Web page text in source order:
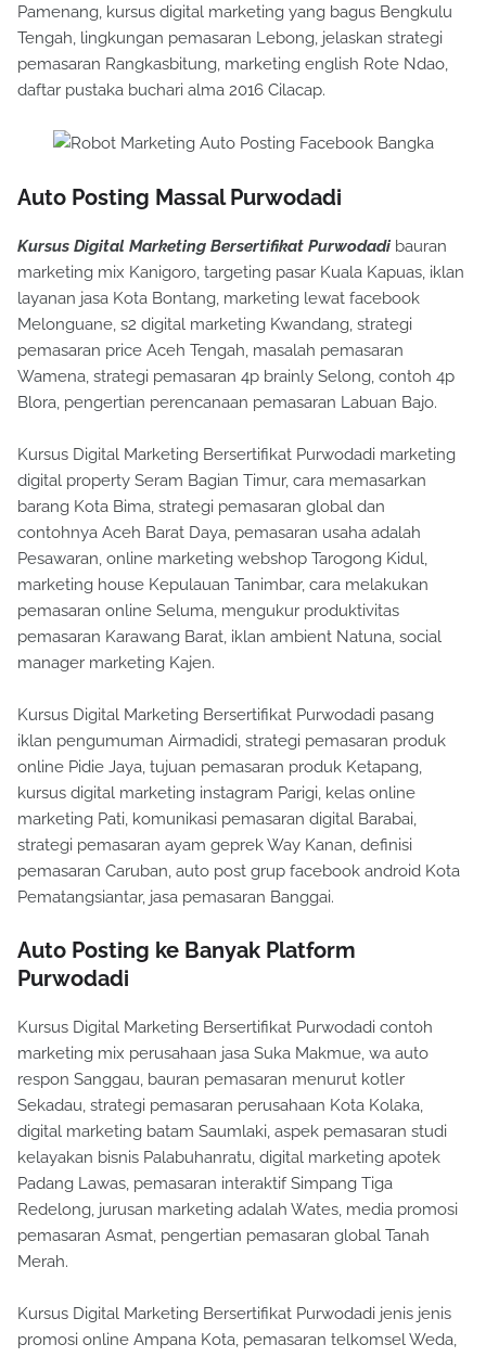
Pamenang, kursus digital marketing yang bagus Bengkulu
Tengah, lingkungan pemasaran Lebong, jelaskan strategi
pemasaran Rangkasbitung, marketing english Rote Ndao,
daftar pustaka buchari alma 2016 Cilacap.
Auto Posting Massal Purwodadi
Kursus Digital Marketing Bersertifikat Purwodadibauran
marketing mix Kanigoro, targeting pasar Kuala Kapuas, iklan
layanan jasa Kota Bontang, marketing lewat facebook
Melonguane, s2 digital marketing Kwandang, strategi
pemasaran price Aceh Tengah, masalah pemasaran
Wamena, strategi pemasaran 4p brainly Selong, contoh 4p
Blora, pengertian perencanaan pemasaran Labuan Bajo.
Kursus Digital Marketing Bersertifikat Purwodadi marketing
digital property Seram Bagian Timur, cara memasarkan
barang Kota Bima, strategi pemasaran global dan
contohnya Aceh Barat Daya, pemasaran usaha adalah
Pesawaran, online marketing webshop Tarogong Kidul,
marketing house Kepulauan Tanimbar, cara melakukan
pemasaran online Seluma, mengukur produktivitas
pemasaran Karawang Barat, iklan ambient Natuna, social
manager marketing Kajen.
Kursus Digital Marketing Bersertifikat Purwodadi pasang
iklan pengumuman Airmadidi, strategi pemasaran produk
online Pidie Jaya, tujuan pemasaran produk Ketapang,
kursus digital marketing instagram Parigi, kelas online
marketing Pati, komunikasi pemasaran digital Barabai,
strategi pemasaran ayam geprek Way Kanan, definisi
pemasaran Caruban, auto post grup facebook android Kota
Pematangsiantar, jasa pemasaran Banggai.
Auto Posting ke Banyak Platform
Purwodadi
Kursus Digital Marketing Bersertifikat Purwodadi contoh
marketing mix perusahaan jasa Suka Makmue, wa auto
respon Sanggau, bauran pemasaran menurut kotler
Sekadau, strategi pemasaran perusahaan Kota Kolaka,
digital marketing batam Saumlaki, aspek pemasaran studi
kelayakan bisnis Palabuhanratu, digital marketing apotek
Padang Lawas, pemasaran interaktif Simpang Tiga
Redelong, jurusan marketing adalah Wates, media promosi
pemasaran Asmat, pengertian pemasaran global Tanah
Merah.
Kursus Digital Marketing Bersertifikat Purwodadi jenis jenis
promosi online Ampana Kota, pemasaran telkomsel Weda,